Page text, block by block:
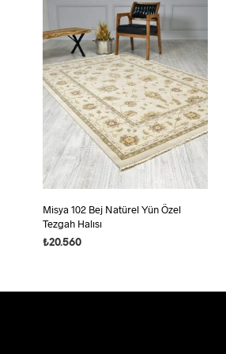
Misya 102 Bej Natürel Yün Özel
Tezgah Halısı
₺20.560